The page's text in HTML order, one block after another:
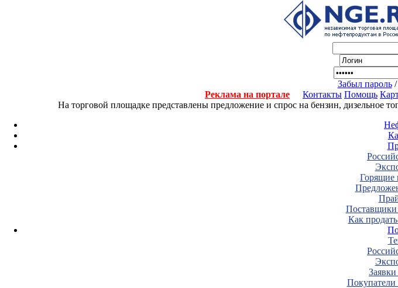
Забыл пароль/
Реклама на портале
Контакты Помощь
На торговой площадке представлены предложение и спрос на бензин, дизельное
Горящие
Поставщики
Как
Покупатели